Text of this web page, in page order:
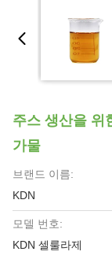
주스 생산을 위
가물
브랜드 이름:
KDN
모델 번호:
KDN 셀룰라제